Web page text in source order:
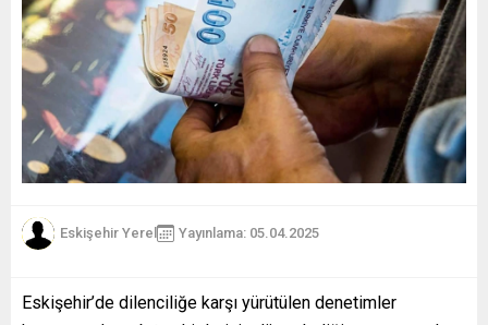
Eskişehir Yerel Yayınlama: 05.04.2025
Eskişehir’de dilenciliğe karşı yürütülen denetimler